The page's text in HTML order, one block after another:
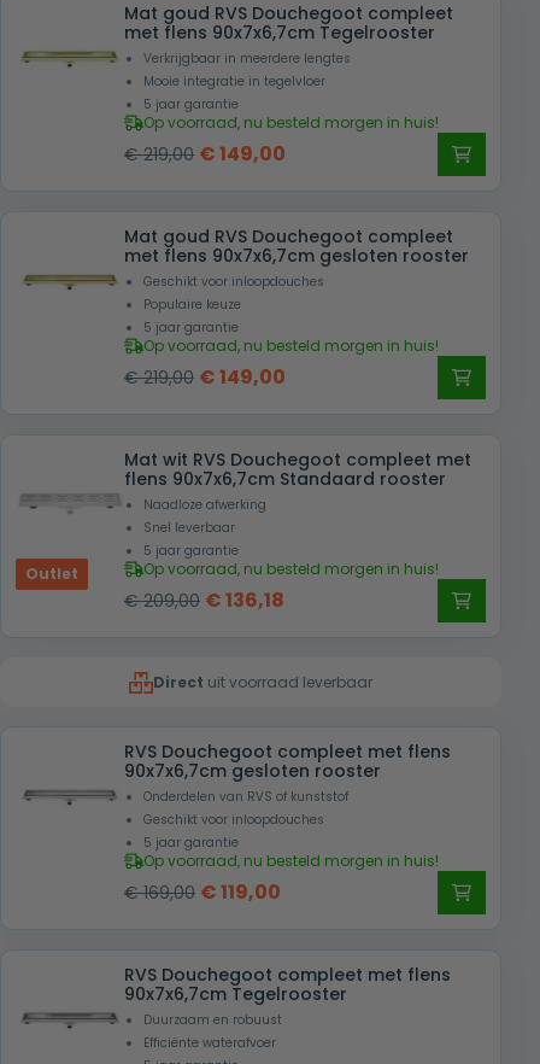
Mat goud RVS Douchegoot compleet
met flens 90x7x6,7cm Tegelrooster
Verkrijgbaar in meerdere lengtes
Mooie integratie in tegelvloer
5 jaar garantie
Op voorraad, nu besteld morgen in huis!
€219,00 Oorspronkelijke
was:
€ 219,00.
€149,00
is:
€ 149,00.
Mat goud RVS Douchegoot compleet
met flens 90x7x6,7cm gesloten rooster
Geschikt voor inloopdouches
Populaire keuze
5 jaar garantie
Op voorraad, nu besteld morgen in huis!
€219,00 Oorspronkelijke
was:
€ 219,00.
€149,00
is:
€ 149,00.
Mat wit RVS Douchegoot compleet met
flens 90x7x6,7cm Standaard rooster
Naadloze afwerking
Snel leverbaar
5 jaar garantie
Op voorraad, nu besteld morgen in huis!
€209,00 Oorspronkelijke
€ 209,00.
€136,18
€ 136,18.
Outlet
Direct uit voorraad leverbaar
RVS Douchegoot compleet met flens
90x7x6,7cm gesloten rooster
Onderdelen van RVS of kunststof
Geschikt voor inloopdouches
5 jaar garantie
Op voorraad, nu besteld morgen in huis!
€169,00 Oorspronkelijke
was:
€ 169,00.
€119,00
is:
€ 119,00.
RVS Douchegoot compleet met flens
90x7x6,7cm Tegelrooster
Duurzaam en robuust
Efficiënte waterafvoer